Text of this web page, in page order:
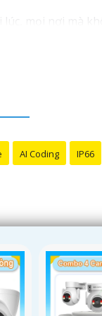
mọi nơi mà
theo ý
báo chuyển
đại diện kinh
sản phẩm phù
AI Coding IP66